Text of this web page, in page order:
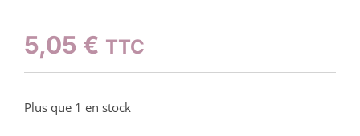
5,05 € TTC
Plus que 1 en stock